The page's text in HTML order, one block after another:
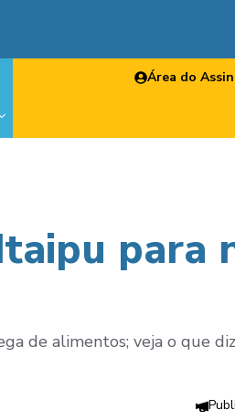
Área do
para
de alimentos; veja o que